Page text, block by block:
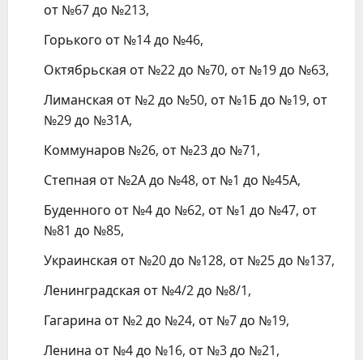
от №67 до №213,
Горького от №14 до №46,
Октябрьская от №22 до №70, от №19 до №63,
Лиманская от №2 до №50, от №1Б до №19, от
№29 до №31А,
Коммунаров №26, от №23 до №71,
Степная от №2А до №48, от №1 до №45А,
Буденного от №4 до №62, от №1 до №47, от
№81 до №85,
Украинская от №20 до №128, от №25 до №137,
Ленинградская от №4/2 до №8/1,
Гагарина от №2 до №24, от №7 до №19,
Ленина от №4 до №16, от №3 до №21,